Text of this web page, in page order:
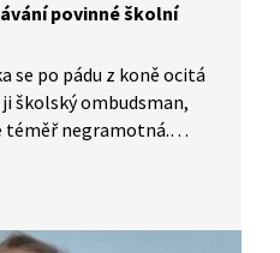
povinné školní
se po pádu z koně ocitá
školský ombudsman,
téměř negramotná.
na běžné základní škole